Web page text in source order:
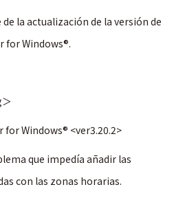
la actualización de la versión de
for Windows®.
Windows® <ver3.20.2>
que impedía añadir las
con las zonas horarias.